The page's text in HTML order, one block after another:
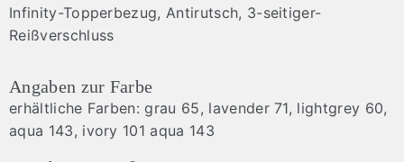
Infinity-Topperbezug, Antirutsch, 3-seitiger-
Reißverschluss
Angaben zur Farbe
erhältliche Farben: grau 65, lavender 71, lightgrey 60,
aqua 143, ivory 101 aqua 143